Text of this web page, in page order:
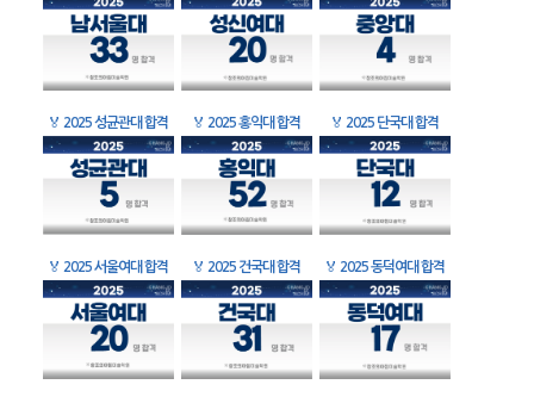
🏅 2025 성균관대 합격 🏅 2025 홍익대 합격 🏅 2025 단국대 합격
🏅 2025 서울여대 합격 🏅 2025 건국대 합격 🏅 2025 동덕여대 합격